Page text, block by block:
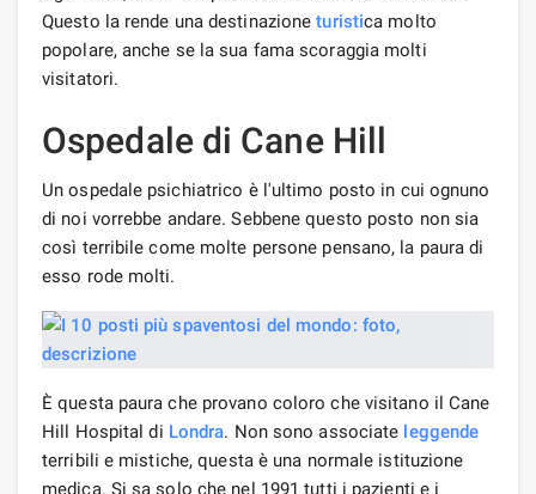
Questo la rende una destinazioneturistica molto
popolare, anche se la sua fama scoraggia molti
visitatori.
Ospedale di Cane Hill
Un ospedale psichiatrico è l'ultimo posto in cui ognuno
di noi vorrebbe andare. Sebbene questo posto non sia
così terribile come molte persone pensano, la paura di
esso rode molti.
È questa paura che provano coloro che visitano il Cane
Hill Hospital di Londra. Non sono associate leggende
terribili e mistiche, questa è una normale istituzione
medica. Si sa solo che nel 1991 tutti i pazienti e i